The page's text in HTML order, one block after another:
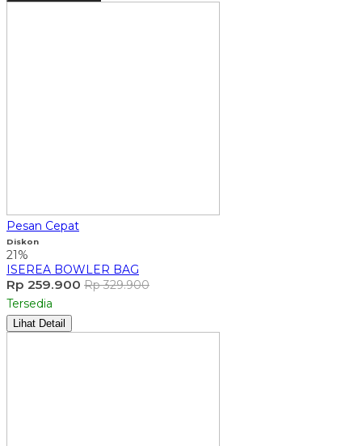
Pesan Cepat
Diskon
21%
ISEREA BOWLER BAG
Rp 259.900 Rp 329.900
Tersedia
Lihat Detail